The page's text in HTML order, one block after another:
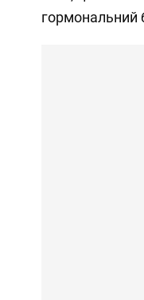
гормональний